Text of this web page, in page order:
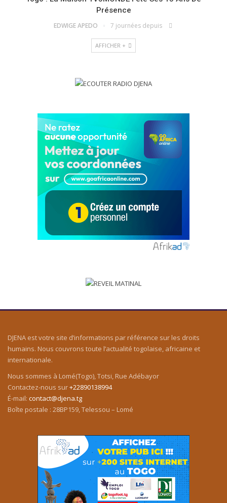
Présence
EDWIGE APEDO 7 journées depuis
AFFICHER +
DJENA est votre site d’informations par référence sur les droits
humains. Nous couvrons toute l’actualité togolaise, africaine et
internationale.
Nous sommes à Lomé(Togo), Totsi, Rue Adébayor
Contactez-nous sur+22890138994
É-mail: contact@djena.tg
Boîte postale : 28BP159, Telessou – Lomé